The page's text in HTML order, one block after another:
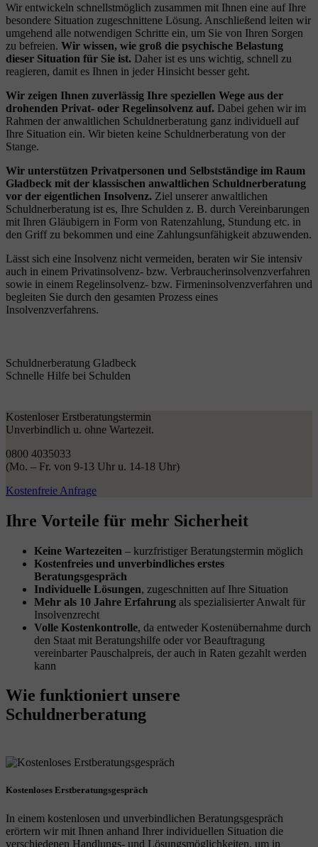
Wir entwickeln schnellstmöglich zusammen mit Ihnen eine auf Ihre
besondere Situation zugeschnittene Lösung. Anschließend leiten wir
umgehend alle notwendigen Schritte ein, um Sie von Ihren Sorgen
zu befreien. Wir wissen, wie groß die psychische Belastung
dieser Situation für Sie ist. Daher ist es uns wichtig, schnell zu
reagieren, damit es Ihnen in jeder Hinsicht besser geht.
Wir zeigen Ihnen zuverlässig Ihre speziellen Wege aus der
drohenden Privat- oder Regelinsolvenz auf. Dabei gehen wir im
Rahmen der anwaltlichen Schuldnerberatung ganz individuell auf
Ihre Situation ein. Wir bieten keine Schuldnerberatung von der
Stange.
Wir unterstützen Privatpersonen und Selbstständige im Raum
Gladbeck mit der klassischen anwaltlichen Schuldnerberatung
vor der eigentlichen Insolvenz. Ziel unserer anwaltlichen
Schuldnerberatung ist es, Ihre Schulden z. B. durch Vereinbarungen
mit Ihren Gläubigern in Form von Ratenzahlung, Stundung etc. in
den Griff zu bekommen und eine Zahlungsunfähigkeit abzuwenden.
Lässt sich eine Insolvenz nicht vermeiden, beraten wir Sie intensiv
auch in einem Privatinsolvenz- bzw. Verbraucherinsolvenzverfahren
sowie in einem Regelinsolvenz- bzw. Firmeninsolvenzverfahren und
begleiten Sie durch den gesamten Prozess eines
Insolvenzverfahrens.
Schuldnerberatung Gladbeck
Schnelle Hilfe bei Schulden
Kostenloser Erstberatungstermin
Unverbindlich u. ohne Wartezeit.
0800 4035033
(Mo. – Fr. von 9-13 Uhr u. 14-18 Uhr)
Kostenfreie Anfrage
Ihre Vorteile für mehr Sicherheit
Keine Wartezeiten – kurzfristiger Beratungstermin möglich
Kostenfreies und unverbindliches erstes
Beratungsgespräch
Individuelle Lösungen, zugeschnitten auf Ihre Situation
Mehr als 10 Jahre Erfahrung als spezialisierter Anwalt für
Insolvenzrecht
Volle Kostenkontrolle, da entweder Kostenübernahme durch
den Staat mit Beratungshilfe oder vor Beauftragung
vereinbarter Pauschalpreis, der auch in Raten gezahlt werden
kann
Wie funktioniert unsere
Schuldnerberatung
Kostenloses Erstberatungsgespräch
In einem kostenlosen und unverbindlichen Beratungsgespräch
erörtern wir mit Ihnen anhand Ihrer individuellen Situation die
verschiedenen Handlungs- und Lösungsmöglichkeiten, um in